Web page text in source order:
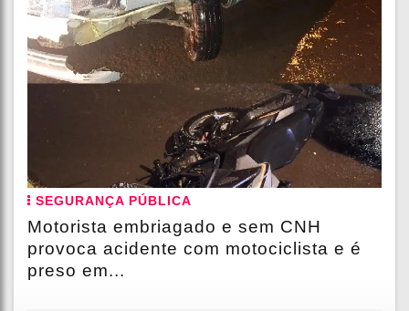
SEGURANÇA PÚBLICA
Motorista embriagado e sem CNH
provoca acidente com motociclista e é
preso em...